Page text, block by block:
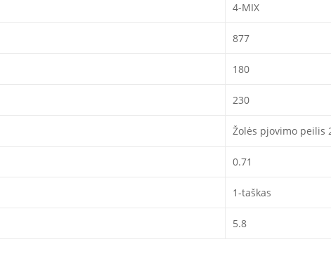
4-MIX
877
180
230
Žolės pjovimo peilis
0.71
1-taškas
5.8